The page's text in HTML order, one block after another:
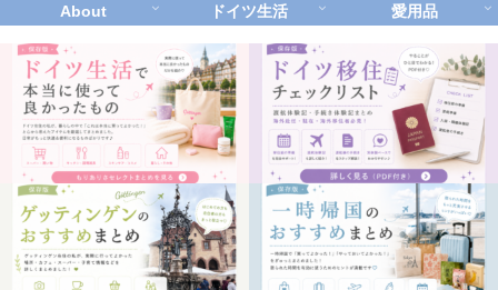
About ドイツ生活 愛用品